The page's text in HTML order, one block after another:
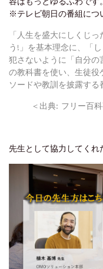
※テレビ朝日の番組につ
「人生を盛大にしくじ
う!」を基本理念に、「
犯さないように「自分
の教科書を使い、生徒
ソードや教訓を披露する
＜出典: フリー百
先生として協力してくれ